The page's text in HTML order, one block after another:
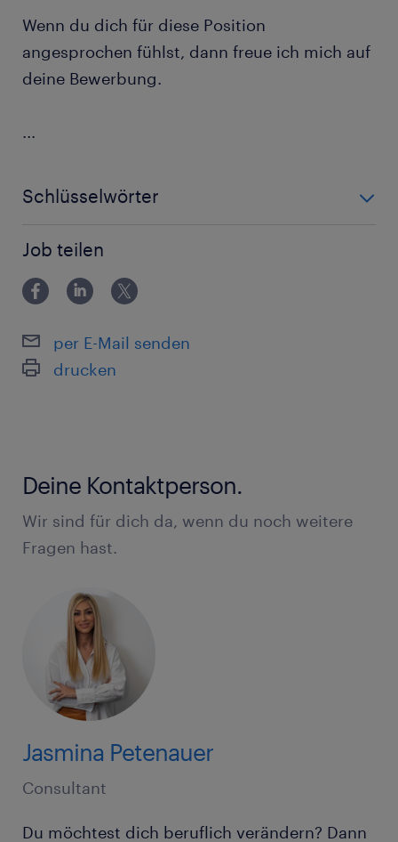
Wenn du dich für diese Position
angesprochen fühlst, dann freue ich mich auf
deine Bewerbung.
...
Schlüsselwörter
Job teilen
per E-Mail senden
drucken
Deine Kontaktperson.
Wir sind für dich da, wenn du noch weitere
Fragen hast.
Jasmina Petenauer
Consultant
Du möchtest dich beruflich verändern? Dann